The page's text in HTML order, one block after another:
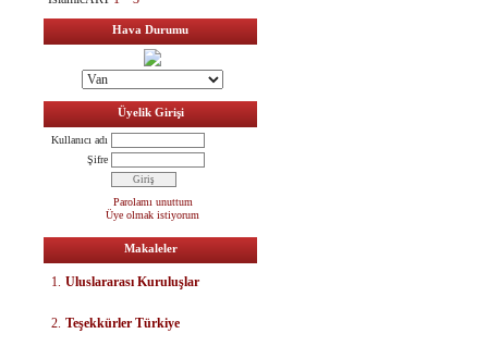
Hava Durumu
Üyelik Girişi
Kullanıcı adı
Şifre
Parolamı unuttum
Üye olmak istiyorum
Makaleler
1. Uluslararası Kuruluşlar
2. Teşekkürler Türkiye